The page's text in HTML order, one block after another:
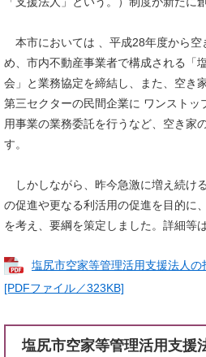
本市においては 、平成28年度から空
め、市内不動産事業者で構成される「
会」と業務協定を締結し、また、空き
第三セクターの民間企業に ワンストッ
用事業の業務委託を行うなど、空き家
す。
しかしながら、昨今急激に増え続け
の促進や更なる利活用の促進を目的に
を考え、要綱を策定しました。詳細等
塩尻市空家等管理活用支援法人
[PDFファイル／323KB]
塩尻市空家等管理活用支援